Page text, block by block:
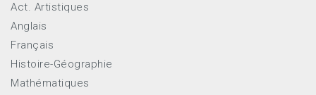
Act. Artistiques
Anglais
Français
Histoire-Géographie
Mathématiques